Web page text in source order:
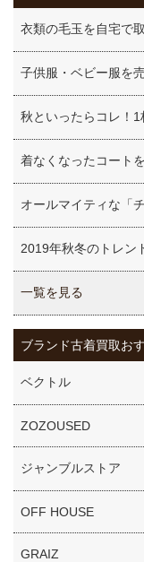
衣類の毛玉を自宅で
子供服・ベビー服を
秋といったらコレ！1
着なくなったコート
オールマイティな「
2019年秋冬のトレン
一覧を見る
ブランド古着買取お
ベクトル
ZOZOUSED
ジャンブルストア
OFF HOUSE
GRAIZ